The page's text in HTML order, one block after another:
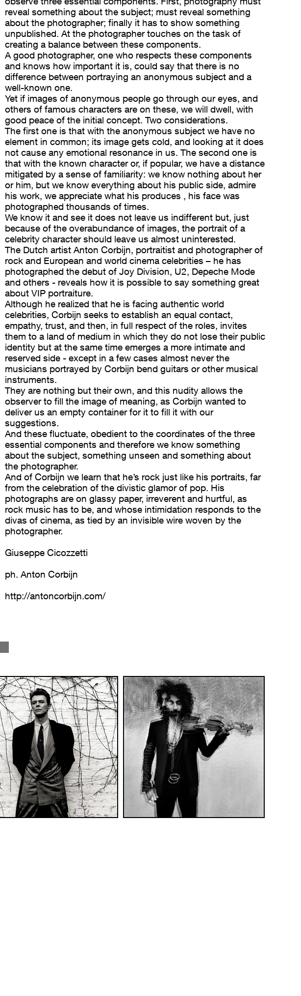
reveal something about the subject; must reveal something
about the photographer; finally it has to show something
unpublished. At the photographer touches on the task of
creating a balance between these components.
A good photographer, one who respects these components
and knows how important it is, could say that there is no
difference between portraying an anonymous subject and a
well-known one.
Yet if images of anonymous people go through our eyes, and
others of famous characters are on these, we will dwell, with
good peace of the initial concept. Two considerations.
The first one is that with the anonymous subject we have no
element in common; its image gets cold, and looking at it does
not cause any emotional resonance in us. The second one is
that with the known character or, if popular, we have a distance
mitigated by a sense of familiarity: we know nothing about her
or him, but we know everything about his public side, admire
his work, we appreciate what his produces , his face was
photographed thousands of times.
We know it and see it does not leave us indifferent but, just
because of the overabundance of images, the portrait of a
celebrity character should leave us almost uninterested.
The Dutch artist Anton Corbijn, portraitist and photographer of
rock and European and world cinema celebrities – he has
photographed the debut of Joy Division, U2, Depeche Mode
and others - reveals how it is possible to say something great
about VIP portraiture.
Although he realized that he is facing authentic world
celebrities, Corbijn seeks to establish an equal contact,
empathy, trust, and then, in full respect of the roles, invites
them to a land of medium in which they do not lose their public
identity but at the same time emerges a more intimate and
reserved side - except in a few cases almost never the
musicians portrayed by Corbijn bend guitars or other musical
instruments.
They are nothing but their own, and this nudity allows the
observer to fill the image of meaning, as Corbijn wanted to
deliver us an empty container for it to fill it with our
suggestions.
And these fluctuate, obedient to the coordinates of the three
essential components and therefore we know something
about the subject, something unseen and something about
the photographer.
And of Corbijn we learn that he’s rock just like his portraits, far
from the celebration of the divistic glamor of pop. His
photographs are on glassy paper, irreverent and hurtful, as
rock music has to be, and whose intimidation responds to the
divas of cinema, as tied by an invisible wire woven by the
photographer.
Giuseppe Cicozzetti
ph. Anton Corbijn
http://antoncorbijn.com/